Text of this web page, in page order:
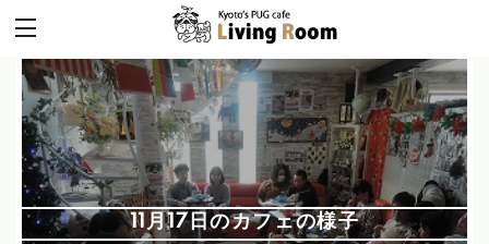
11月17日のカフェの様子